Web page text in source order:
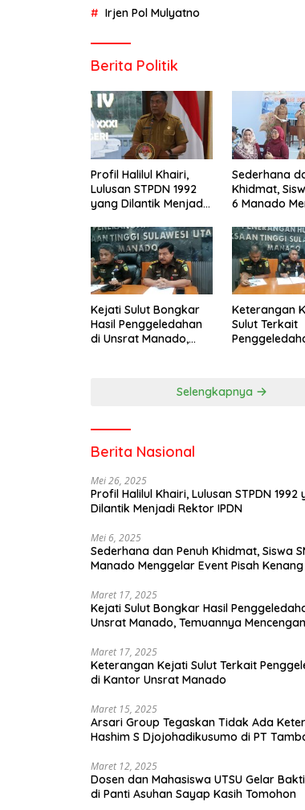
Irjen Pol Mulyatno
Berita Politik
Profil Halilul Khairi,
Lulusan STPDN 1992
yang Dilantik Menjadi
Sederhana
Khidmat,
6 Manado
Kejati Sulut Bongkar
Hasil Penggeledahan
di Unsrat Manado,
Keterangan
Sulut Terkait
Selengkapnya
Berita Nasional
Mei 26, 2025
Profil Halilul Khairi, Lulusan STPDN 1992
Dilantik Menjadi Rektor IPDN
Mei 6, 2025
Sederhana dan Penuh Khidmat, Siswa
Manado Menggelar Event Pisah Kenang
Maret 17, 2025
Kejati Sulut Bongkar Hasil
Unsrat Manado, Temuannya
Maret 17, 2025
Keterangan Kejati Sulut Terkait
di Kantor Unsrat Manado
Maret 15, 2025
Arsari Group Tegaskan Tidak Ada
Hashim S Djojohadikusumo di PT
Maret 12, 2025
Dosen dan Mahasiswa UTSU Gelar
di Panti Asuhan Sayap Kasih Tomohon